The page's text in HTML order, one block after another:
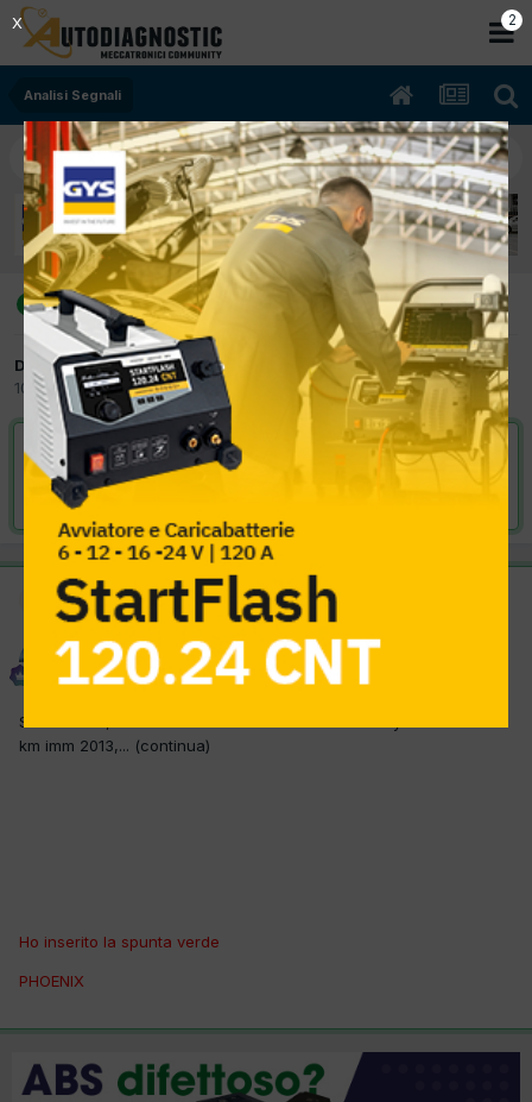
Analisi Segnali
risolto Audi A1 Cayb sincronia giri e fase
Da peppino mibtel
10 Aprile 2016inAnalisi Segnali
VAI ALLA SOLUZIONE
Moderatore SOLUZIONE
peppino mibtel
Inviato10 Aprile 2016
Saluti a tutti, Audi A 1 tdi 1600 cc 66 kw motore Cayb con 60000
km imm 2013,... (continua)
Ho inserito la spunta verde
PHOENIX
2
X